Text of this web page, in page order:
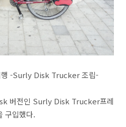
행 -Surly Disk Trucker 조립-
버전인 Surly Disk Trucker프레
구입했다.